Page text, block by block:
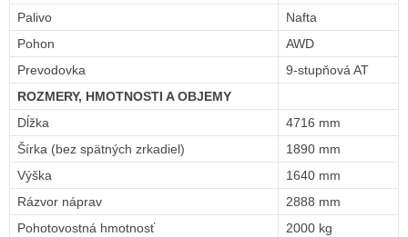
Palivo
Nafta
Pohon
AWD
Prevodovka
9-stupňová AT
ROZMERY, HMOTNOSTI A OBJEMY
Dĺžka
4716 mm
Šírka (bez spätných zrkadiel)
1890 mm
Výška
1640 mm
Rázvor náprav
2888 mm
Pohotovostná hmotnosť
2000 kg